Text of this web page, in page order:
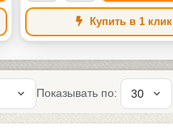
Купить в 1 клик
Показывать по: